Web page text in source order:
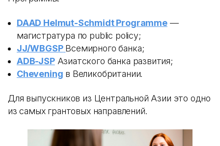
DAAD Helmut-Schmidt Programme—
магистратура по public policy;
JJ/WBGSP Всемирного банка;
ADB-JSPАзиатского банка развития;
Chevening в Великобритании.
Для выпускников из Центральной Азии это одно
из самых грантовых направлений.